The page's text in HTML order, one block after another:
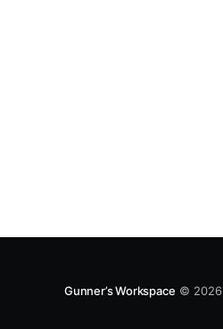
Gunner’s Workspace © 2026